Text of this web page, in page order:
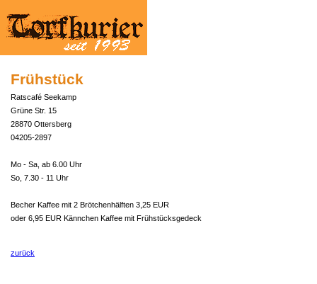
Frühstück
Ratscafé Seekamp
Grüne Str. 15
28870 Ottersberg
04205-2897
Mo - Sa, ab 6.00 Uhr
So, 7.30 - 11 Uhr
Becher Kaffee mit 2 Brötchenhälften 3,25 EUR
oder 6,95 EUR Kännchen Kaffee mit Frühstücksgedeck
zurück